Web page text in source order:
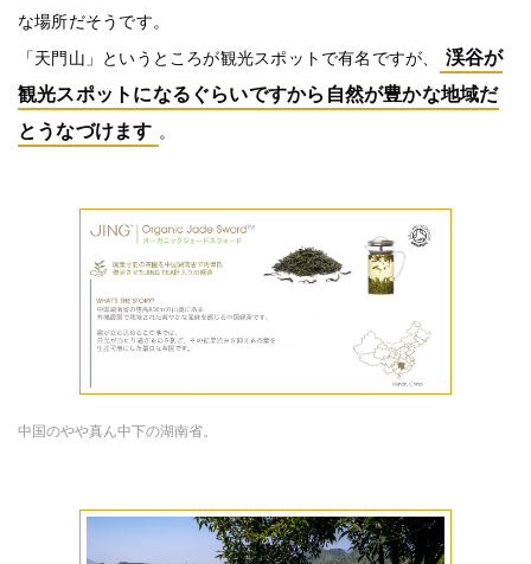
な場所だそうです。
「天門山」というところが観光スポットで有名ですが、
渓谷が
観光スポットになるぐらいですから自然が豊かな地域だ
とうなづけます 。
中国のやや真ん中下の湖南省。